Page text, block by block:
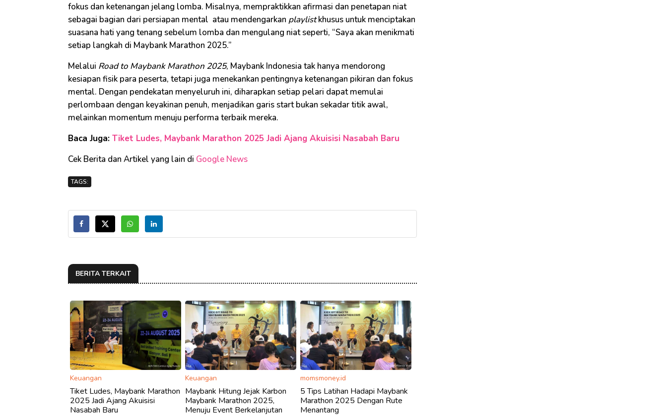
fokus dan ketenangan jelang lomba. Misalnya, mempraktikkan afirmasi dan penetapan niat
sebagai bagian dari persiapan mental atau mendengarkan playlistkhusus untuk menciptakan
suasana hati yang tenang sebelum lomba dan mengulang niat seperti, “Saya akan menikmati
setiap langkah di Maybank Marathon 2025.”
Melalui Road to Maybank Marathon 2025, Maybank Indonesia tak hanya mendorong
kesiapan fisik para peserta, tetapi juga menekankan pentingnya ketenangan pikiran dan fokus
mental. Dengan pendekatan menyeluruh ini, diharapkan setiap pelari dapat memulai
perlombaan dengan keyakinan penuh, menjadikan garis start bukan sekadar titik awal,
melainkan momentum menuju performa terbaik mereka.
Baca Juga: Tiket Ludes, Maybank Marathon 2025 Jadi Ajang Akuisisi Nasabah Baru
Cek Berita dan Artikel yang lain di Google News
TAGS:
BERITA TERKAIT
Keuangan
Tiket Ludes, Maybank Marathon
2025 Jadi Ajang Akuisisi
Nasabah Baru
Keuangan
Maybank Hitung Jejak Karbon
Maybank Marathon 2025,
Menuju Event Berkelanjutan
momsmoney.id
5 Tips Latihan Hadapi Maybank
Marathon 2025 Dengan Rute
Menantang